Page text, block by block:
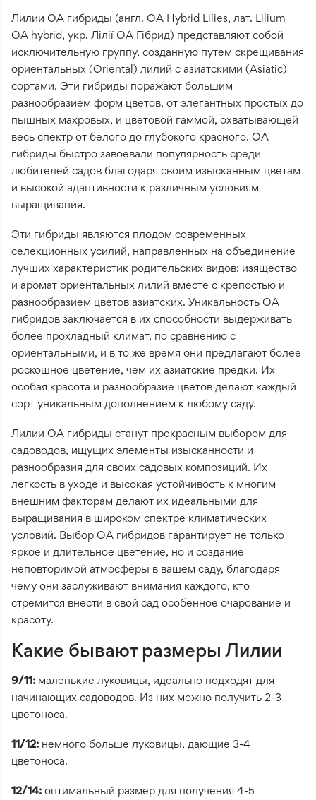
Лилии ОА гибриды (англ. OA Hybrid Lilies, лат. Lilium
OA hybrid, укр. Лілії ОА Гібрид) представляют собой
исключительную группу, созданную путем скрещивания
ориентальных (Oriental) лилий с азиатскими (Asiatic)
сортами. Эти гибриды поражают большим
разнообразием форм цветов, от элегантных простых до
пышных махровых, и цветовой гаммой, охватывающей
весь спектр от белого до глубокого красного. ОА
гибриды быстро завоевали популярность среди
любителей садов благодаря своим изысканным цветам
и высокой адаптивности к различным условиям
выращивания.
Эти гибриды являются плодом современных
селекционных усилий, направленных на объединение
лучших характеристик родительских видов: изящество
и аромат ориентальных лилий вместе с крепостью и
разнообразием цветов азиатских. Уникальность ОА
гибридов заключается в их способности выдерживать
более прохладный климат, по сравнению с
ориентальными, и в то же время они предлагают более
роскошное цветение, чем их азиатские предки. Их
особая красота и разнообразие цветов делают каждый
сорт уникальным дополнением к любому саду.
Лилии ОА гибриды станут прекрасным выбором для
садоводов, ищущих элементы изысканности и
разнообразия для своих садовых композиций. Их
легкость в уходе и высокая устойчивость к многим
внешним факторам делают их идеальными для
выращивания в широком спектре климатических
условий. Выбор ОА гибридов гарантирует не только
яркое и длительное цветение, но и создание
неповторимой атмосферы в вашем саду, благодаря
чему они заслуживают внимания каждого, кто
стремится внести в свой сад особенное очарование и
красоту.
Какие бывают размеры Лилии
9/11: маленькие луковицы, идеально подходят для
начинающих садоводов. Из них можно получить 2-3
цветоноса.
11/12: немного больше луковицы, дающие 3-4
цветоноса.
12/14: оптимальный размер для получения 4-5